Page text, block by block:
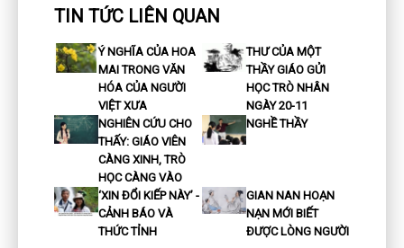
TIN TỨC LIÊN QUAN
Ý NGHĨA CỦA HOA
MAI TRONG VĂN
HÓA CỦA NGƯỜI
VIỆT XƯA
THƯ CỦA MỘT
THẦY GIÁO GỬI
HỌC TRÒ NHÂN
NGÀY 20-11
NGHIÊN CỨU CHO
THẤY: GIÁO VIÊN
CÀNG XINH, TRÒ
HỌC CÀNG VÀO
NGHỀ THẦY
‘XIN ĐỔI KIẾP NÀY’ -
CẢNH BÁO VÀ
THỨC TỈNH
GIAN NAN HOẠN
NẠN MỚI BIẾT
ĐƯỢC LÒNG NGƯỜI